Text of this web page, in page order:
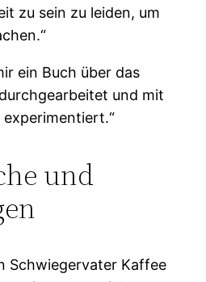
zu sein zu leiden, um
ein Buch über das
und mit
und
Schwiegervater Kaffee